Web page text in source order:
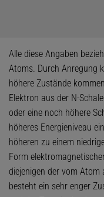
Alle diese Angaben
Atoms. Durch Anregung
höhere Zustände
Elektron aus der N-
oder eine noch höhere
höheres Energieniveau
höheren zu einem
Form
diejenigen der vom Atom
besteht ein sehr enger